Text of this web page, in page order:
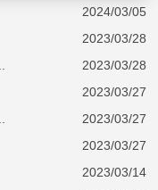
2024/03/05
2023/03/28
2023/03/28
2023/03/27
2023/03/27
2023/03/27
2023/03/14